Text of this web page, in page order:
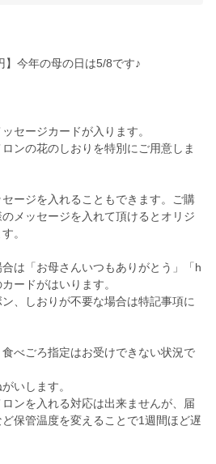
】今年の母の日は5/8です♪
セージカードが入ります。
ンの花のしおりを特別にご用意しま
ージを入れることもできます。ご購
メッセージを入れて頂けるとオリジ
。
は「お母さんいつもありがとう」「h
ードがはいります。
、しおりが不要な場合は特記事項に
べごろ指定はお受けできない状況で
いします。
ンを入れる対応は出来ませんが、届
保管温度を変えることで1週間ほど遅